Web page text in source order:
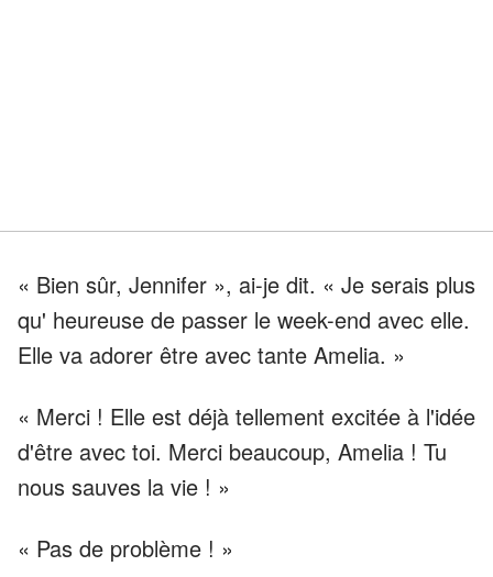
« Bien sûr, Jennifer », ai-je dit. « Je serais plus
qu' heureuse de passer le week-end avec elle.
Elle va adorer être avec tante Amelia. »
« Merci ! Elle est déjà tellement excitée à l'idée
d'être avec toi. Merci beaucoup, Amelia ! Tu
nous sauves la vie ! »
« Pas de problème ! »